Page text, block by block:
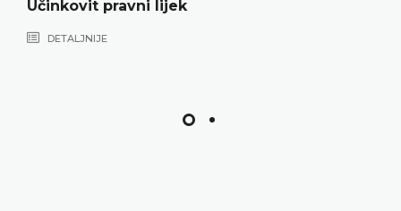
Učinkovit pravni lijek
DETALJNIJE